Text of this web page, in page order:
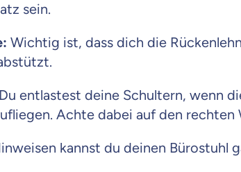
sein.
Wichtig ist, dass dich die
Du entlastest deine Schultern, wenn
Achte dabei auf den rechten
kannst du deinen Bürostuhl